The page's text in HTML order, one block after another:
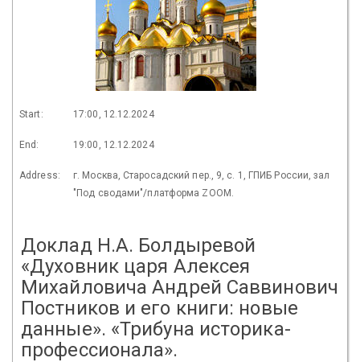
Start: 17:00, 12.12.2024
End: 19:00, 12.12.2024
Address:
г. Москва, Старосадский пер., 9, с. 1, ГПИБ России, зал
"Под сводами"/платформа ZOOM.
Доклад Н.А. Болдыревой
«Духовник царя Алексея
Михайловича Андрей Саввинович
Постников и его книги: новые
данные». «Трибуна историка-
профессионала».